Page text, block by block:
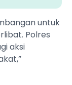
untuk
Polres
aksi